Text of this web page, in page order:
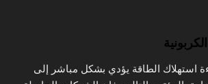
استهلاك الطاقة يؤدي بشكل مباشر إلى